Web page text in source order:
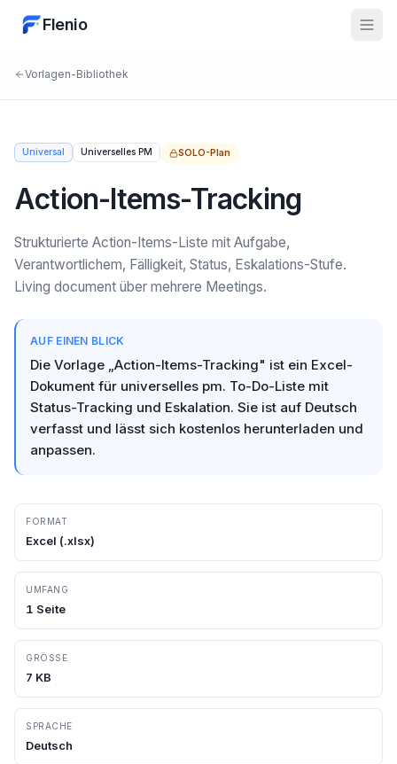
Flenio
Vorlagen-Bibliothek
Universal Universelles PM SOLO-Plan
Action-Items-Tracking
Strukturierte Action-Items-Liste mit Aufgabe,
Verantwortlichem, Fälligkeit, Status, Eskalations-Stufe.
Living document über mehrere Meetings.
AUF EINEN BLICK
Die Vorlage „Action-Items-Tracking" ist ein Excel-
Dokument für universelles pm. To-Do-Liste mit
Status-Tracking und Eskalation. Sie ist auf Deutsch
verfasst und lässt sich kostenlos herunterladen und
anpassen.
FORMAT
Excel (.xlsx)
UMFANG
1 Seite
GRÖSSE
7 KB
SPRACHE
Deutsch